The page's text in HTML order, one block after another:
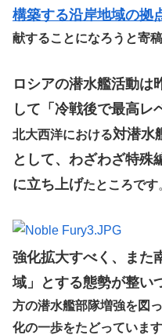
構築する沿岸地域の拠
献することになろうと寄
ロシアの潜水艦活動は
して「冷戦後で最高レ
北大西洋における対潜水
として、わざわざ特殊
に立ち上げたところです
強化拡大すべく、また
域」とする態勢が整い
方の潜水艦部隊増強を図
化の一歩をたどっています